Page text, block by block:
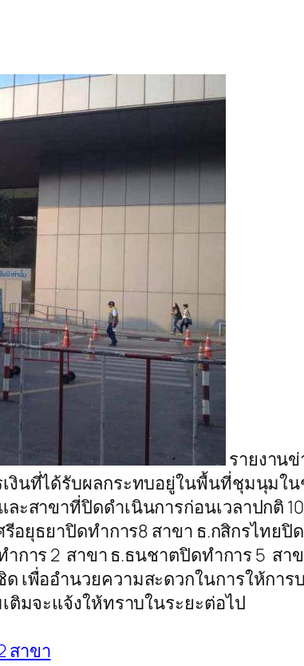
รายงาน
งินที่ได้รับผลกระทบอยู่ในพื้นที่ชุมนุมใน
ะสาขาที่ปิดดำเนินการก่อนเวลาปกติ
อยุธยาปิดทำการ8 สาขา ธ.กสิกรไทย
การ 2 สาขา ธ.ธนชาตปิดทำการ 5 สา
เพื่ออำนวยความสะดวกในการให้กา
ติมจะแจ้งให้ทราบในระยะต่อไป
สาขา